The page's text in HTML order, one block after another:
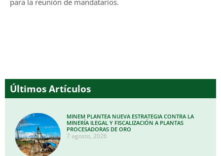
para la reunión de mandatarios.
Últimos Artículos
MINEM PLANTEA NUEVA ESTRATEGIA CONTRA LA
MINERÍA ILEGAL Y FISCALIZACIÓN A PLANTAS
PROCESADORAS DE ORO
7 agosto, 2026